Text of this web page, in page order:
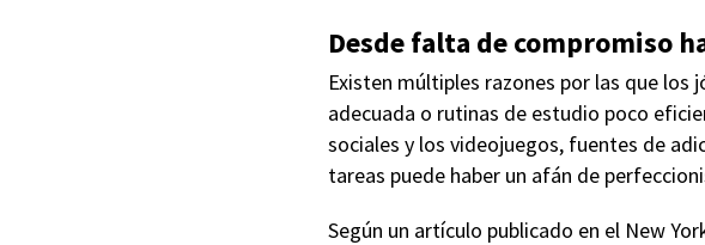
Desde falta de compromiso
Existen múltiples razones por las que los
adecuada o rutinas de estudio poco
sociales y los videojuegos, fuentes de
tareas puede haber un afán de
Según un artículo publicado en el New